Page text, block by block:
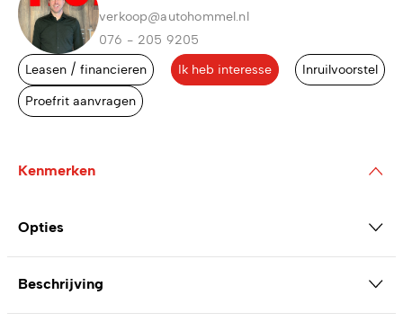
Leasen / financieren Ik heb interesse Inruilvoorstel
Proefrit aanvragen
verkoop@autohommel.nl
076 - 205 9205
Kenmerken
Opties
Beschrijving